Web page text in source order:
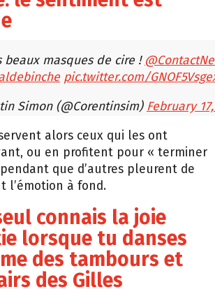
beaux masques de cire !
pic.twitter.com/
Simon (@Corentinsim) February
alors ceux qui les ont
ou en profitent pour « terminer
que d’autres pleurent de
l’émotion à fond.
connais la joie
lorsque tu danses
des tambours et
des Gilles